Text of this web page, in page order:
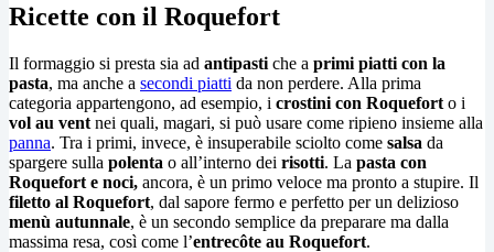
Ricette con il Roquefort
Il formaggio si presta sia ad antipasti che a primi piatti con la
pasta, ma anche a secondi piatti da non perdere. Alla prima
categoria appartengono, ad esempio, i crostini con Roquefort o i
vol au vent nei quali, magari, si può usare come ripieno insieme alla
panna. Tra i primi, invece, è insuperabile sciolto come salsa da
spargere sulla polenta o all’interno dei risotti. La pasta con
Roquefort e noci, ancora, è un primo veloce ma pronto a stupire. Il
filetto al Roquefort, dal sapore fermo e perfetto per un delizioso
menù autunnale, è un secondo semplice da preparare ma dalla
massima resa, così come l’entrecôte au Roquefort.